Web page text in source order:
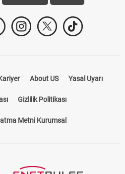
About US Yasal Uyarı
Gizlilik Politikası
Metni Kurumsal